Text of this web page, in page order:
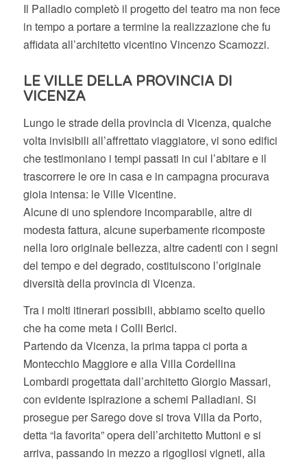
Il Palladio completò il progetto del teatro ma non fece
in tempo a portare a termine la realizzazione che fu
affidata all’architetto vicentino Vincenzo Scamozzi.
LE VILLE DELLA PROVINCIA DI
VICENZA
Lungo le strade della provincia di Vicenza, qualche
volta invisibili all’affrettato viaggiatore, vi sono edifici
che testimoniano i tempi passati in cui l’abitare e il
trascorrere le ore in casa e in campagna procurava
gioia intensa: le Ville Vicentine.
Alcune di uno splendore incomparabile, altre di
modesta fattura, alcune superbamente ricomposte
nella loro originale bellezza, altre cadenti con i segni
del tempo e del degrado, costituiscono l’originale
diversità della provincia di Vicenza.
Tra i molti itinerari possibili, abbiamo scelto quello
che ha come meta i Colli Berici.
Partendo da Vicenza, la prima tappa ci porta a
Montecchio Maggiore e alla Villa Cordellina
Lombardi progettata dall’architetto Giorgio Massari,
con evidente ispirazione a schemi Palladiani. Si
prosegue per Sarego dove si trova Villa da Porto,
detta “la favorita” opera dell’architetto Muttoni e si
arriva, passando in mezzo a rigogliosi vigneti, alla